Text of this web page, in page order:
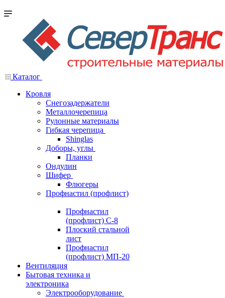
Каталог
Кровля
Снегозадержатели
Металлочерепица
Рулонные материалы
Гибкая черепица
Shinglas
Доборы, углы
Планки
Ондулин
Шифер
Флюгеры
Профнастил (профлист)
Профнастил
(профлист) С-8
Плоский стальной
лист
Профнастил
(профлист) МП-20
Вентиляция
Бытовая техника и
электроника
Электрооборудование